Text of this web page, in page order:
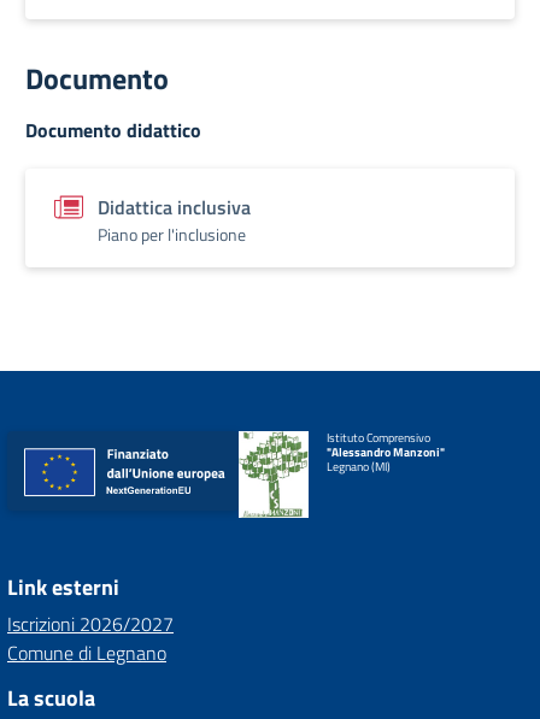
Documento
Documento didattico
Didattica inclusiva
Piano per l'inclusione
Istituto Comprensivo
"Alessandro Manzoni"
Legnano (MI)
Link esterni
Iscrizioni 2026/2027
Comune di Legnano
La scuola